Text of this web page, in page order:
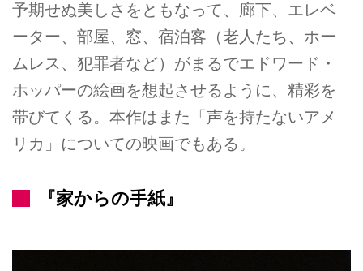
予期せぬ美しさをともなって、廊下、エレベ
ーター、部屋、窓、宿泊客（老人たち、ホー
ムレス、犯罪者など）がまるでエドワード・
ホッパーの絵画を想起させるように、精彩を
帯びてくる。本作はまた「声を持たないアメ
リカ」についての映画でもある。
『家からの手紙』